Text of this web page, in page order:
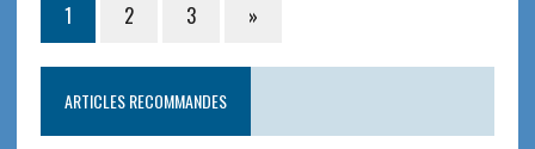
1 2 3 »
ARTICLES RECOMMANDES